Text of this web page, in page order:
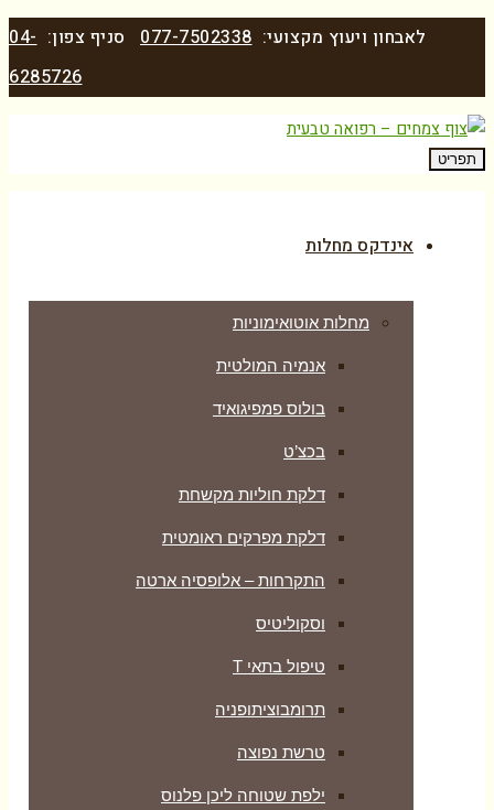
לאבחון ויעוץ מקצועי:077-7502338 סניף צפון:04-
6285726
תפריט
אינדקס מחלות
מחלות אוטואימוניות
אנמיה המולטית
בולוס פמפיגואיד
בכצ’ט
דלקת חוליות מקשחת
דלקת מפרקים ראומטית
התקרחות – אלופסיה ארטה
וסקוליטיס
טיפול בתאי T
תרומבוציתופניה
טרשת נפוצה
ילפת שטוחה ליכן פלנוס